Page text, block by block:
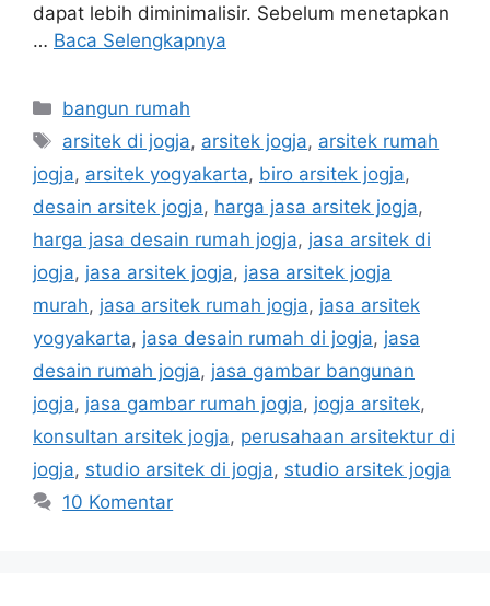
dapat lebih diminimalisir. Sebelum menetapkan
… Baca Selengkapnya
Kategori
bangun rumah
Tag
arsitek di jogja, arsitek jogja, arsitek rumah
jogja, arsitek yogyakarta, biro arsitek jogja,
desain arsitek jogja, harga jasa arsitek jogja,
harga jasa desain rumah jogja, jasa arsitek di
jogja, jasa arsitek jogja, jasa arsitek jogja
murah, jasa arsitek rumah jogja, jasa arsitek
yogyakarta, jasa desain rumah di jogja, jasa
desain rumah jogja, jasa gambar bangunan
jogja, jasa gambar rumah jogja, jogja arsitek,
konsultan arsitek jogja, perusahaan arsitektur di
jogja, studio arsitek di jogja, studio arsitek jogja
10 Komentar